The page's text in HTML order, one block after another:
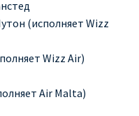
В RYANAIR
РЕЙСОВ RYANAIR
(исполняет Wizz
Wizz Air)
Air Malta)